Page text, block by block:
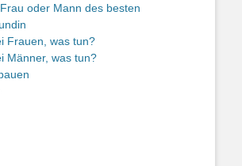
oder Mann des besten
Frauen, was tun?
Männer, was tun?